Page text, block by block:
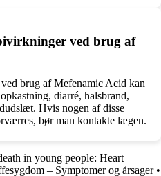
ved brug af
brug af Mefenamic Acid kan
diarré, halsbrand,
Hvis nogen af disse
bør man kontakte lægen.
in young people: Heart
– Symptomer og årsager•